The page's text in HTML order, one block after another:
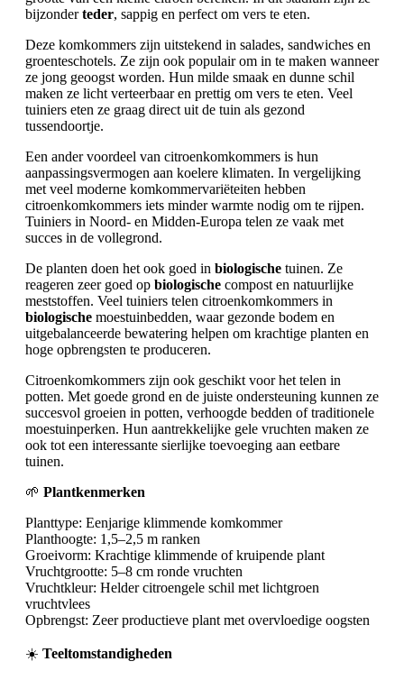
bijzonderteder, sappig en perfect om vers te eten.
Deze komkommers zijn uitstekend in salades, sandwiches en
groenteschotels. Ze zijn ook populair om in te maken wanneer
ze jong geoogst worden. Hun milde smaak en dunne schil
maken ze licht verteerbaar en prettig om vers te eten. Veel
tuiniers eten ze graag direct uit de tuin als gezond
tussendoortje.
Een ander voordeel van citroenkomkommers is hun
aanpassingsvermogen aan koelere klimaten. In vergelijking
met veel moderne komkommervariëteiten hebben
citroenkomkommers iets minder warmte nodig om te rijpen.
Tuiniers in Noord- en Midden-Europa telen ze vaak met
succes in de vollegrond.
De planten doen het ook goed in biologische tuinen. Ze
reageren zeer goed op biologische compost en natuurlijke
meststoffen. Veel tuiniers telen citroenkomkommers in
biologische moestuinbedden, waar gezonde bodem en
uitgebalanceerde bewatering helpen om krachtige planten en
hoge opbrengsten te produceren.
Citroenkomkommers zijn ook geschikt voor het telen in
potten. Met goede grond en de juiste ondersteuning kunnen ze
succesvol groeien in potten, verhoogde bedden of traditionele
moestuinperken. Hun aantrekkelijke gele vruchten maken ze
ook tot een interessante sierlijke toevoeging aan eetbare
tuinen.
🌱 Plantkenmerken
Planttype: Eenjarige klimmende komkommer
Planthoogte: 1,5–2,5 m ranken
Groeivorm: Krachtige klimmende of kruipende plant
Vruchtgrootte: 5–8 cm ronde vruchten
Vruchtkleur: Helder citroengele schil met lichtgroen
vruchtvlees
Opbrengst: Zeer productieve plant met overvloedige oogsten
☀️ Teeltomstandigheden